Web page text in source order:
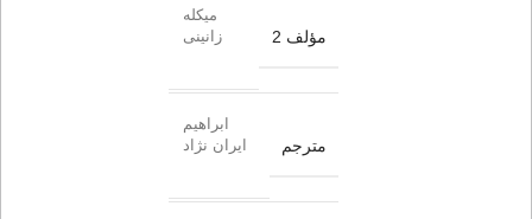
مؤلف 2
میکله
زانینی
مترجم
ابراهیم
ایران نژاد